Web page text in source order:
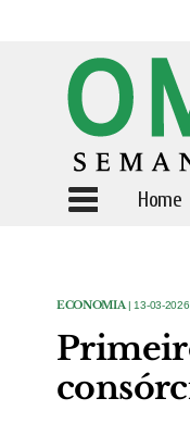
Home
ECONOMIA | 13-03-